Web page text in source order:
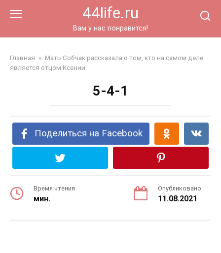
44life.ru
Вам у нас понравится!
Главная » Мать Собчак рассказала о том, кто на самом деле
является отцом Ксении
5-4-1
Поделиться на Facebook
Время чтения
мин.
Опубликовано
11.08.2021